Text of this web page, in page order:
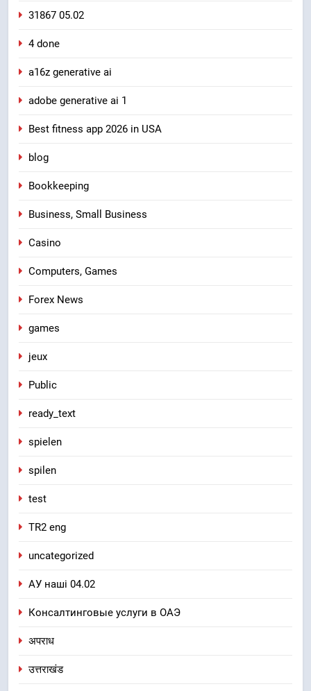
31867 05.02
4 done
a16z generative ai
adobe generative ai 1
Best fitness app 2026 in USA
blog
Bookkeeping
Business, Small Business
Casino
Computers, Games
Forex News
games
jeux
Public
ready_text
spielen
spilen
test
TR2 eng
uncategorized
АУ наші 04.02
Консалтинговые услуги в ОАЭ
अपराध
उत्तराखंड